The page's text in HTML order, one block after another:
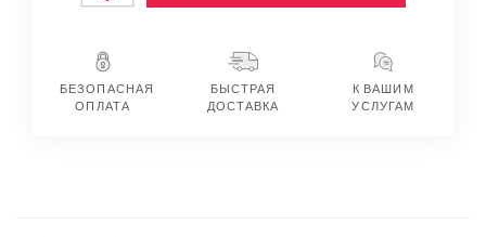
БЕЗОПАСНАЯ
ОПЛАТА
БЫСТРАЯ
ДОСТАВКА
К ВАШИМ
УСЛУГАМ